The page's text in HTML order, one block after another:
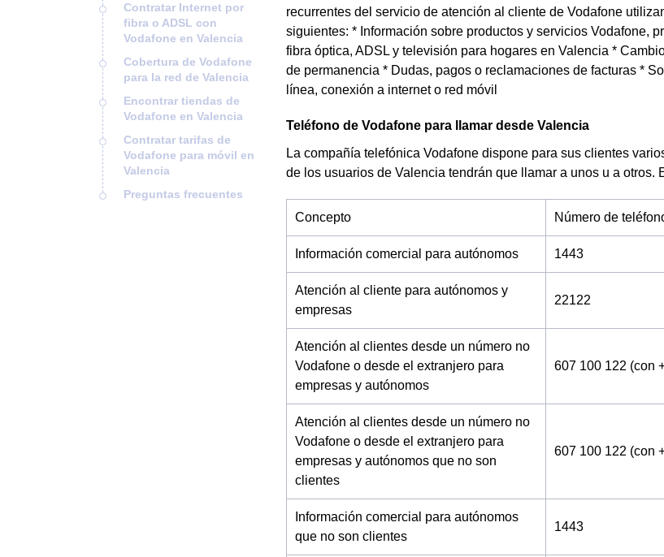
Contratar Internet por
fibra o ADSL con
Vodafone en Valencia
Cobertura de Vodafone
para la red de Valencia
Encontrar tiendas de
Vodafone en Valencia
Contratar tarifas de
Vodafone para móvil en
Valencia
Preguntas frecuentes
recurrentes del servicio de atención al cliente de Vodafone
siguientes: * Información sobre productos y servicios Vodafone,
fibra óptica, ADSL y televisión para hogares en Valencia *
de permanencia * Dudas, pagos o reclamaciones de facturas *
línea, conexión a internet o red móvil
Teléfono de Vodafone para llamar desde Valencia
La compañía telefónica Vodafone dispone para sus clientes
de los usuarios de Valencia tendrán que llamar a unos u a otros.
Concepto Número de
Información comercial para autónomos 1443
Atención al cliente para autónomos y
empresas
22122
Atención al clientes desde un número no
Vodafone o desde el extranjero para
empresas y autónomos
607 100 122 (con
Atención al clientes desde un número no
Vodafone o desde el extranjero para
empresas y autónomos que no son
clientes
607 100 122 (con
Información comercial para autónomos
que no son clientes
1443